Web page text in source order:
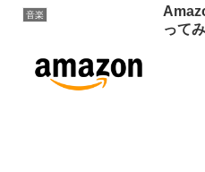
音楽
って